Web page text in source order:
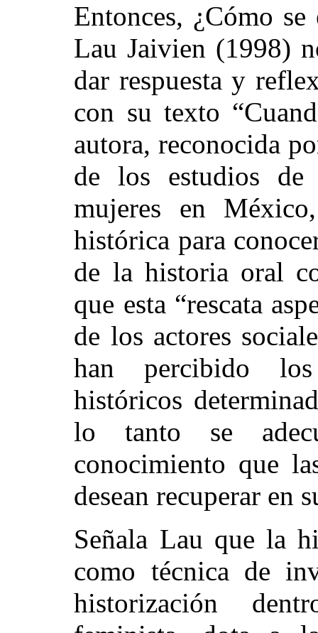
Entonces, ¿Cómo
Lau Jaivien (1998)
dar respuesta y
con su texto
autora, reconocida
de los estudios
mujeres en
histórica para
de la historia oral
que esta “rescata
de los actores
han percibido
históricos
lo tanto se
conocimiento que
desean recuperar en
Señala Lau que la
como técnica de
historización